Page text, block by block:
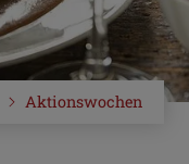
Aktionswochen